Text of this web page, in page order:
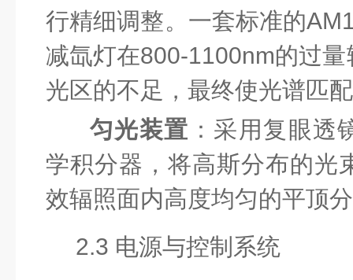
行精细调整。一套标准的
减氙灯在800-1100nm的过
光区的不足，最终使光谱匹
匀光装置 ：采用复眼透
学积分器，将高斯分布的光
效辐照面内高度均匀的平顶
2.3 电源与控制系统